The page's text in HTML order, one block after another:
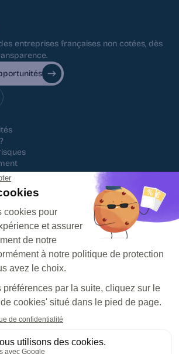
agréée par l'Autorité des
en tant que Prestataire Européen de
Participatif sous le N° FP 2023-39
entreprises françaises non cotées, dès
Politique de confidentialité